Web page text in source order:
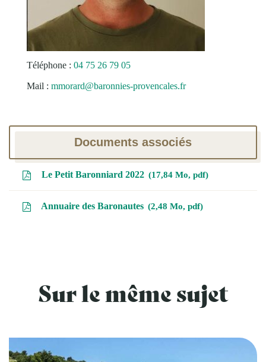
Téléphone : 04 75 26 79 05
Mail : mmorard@baronnies-provencales.fr
Documents associés
Le Petit Baronniard 2022 17,84 Mo, pdf
Annuaire des Baronautes 2,48 Mo, pdf
Sur le même sujet